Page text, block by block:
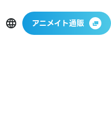
アニメイト通販